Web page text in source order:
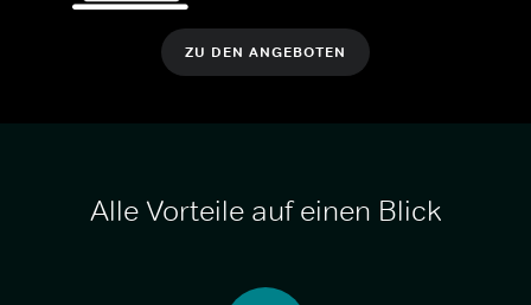
ZU DEN ANGEBOTEN
Alle Vorteile auf einen Blick